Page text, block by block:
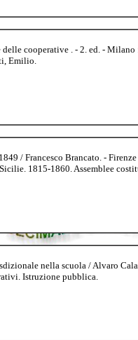
cooperative . - 2. ed. -
Emilio.
/ Francesco Brancato. -
1815-1860. Assemblee
nella scuola / Alvaro
Istruzione pubblica.